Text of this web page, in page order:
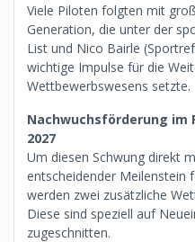
Viele Piloten folgten mit
Generation, die unter der
List und Nico Bairle
wichtige Impulse für die
Wettbewerbswesens setzte.
Nachwuchsförderung im
2027
Um diesen Schwung direkt
entscheidender Meilenstein
werden zwei zusätzliche
Diese sind speziell auf
zugeschnitten.